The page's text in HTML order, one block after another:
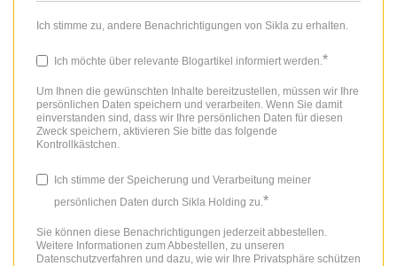
Ich stimme zu, andere Benachrichtigungen von Sikla zu erhalten.
Ich möchte über relevante Blogartikel informiert werden. *
Um Ihnen die gewünschten Inhalte bereitzustellen, müssen wir Ihre
persönlichen Daten speichern und verarbeiten. Wenn Sie damit
einverstanden sind, dass wir Ihre persönlichen Daten für diesen
Zweck speichern, aktivieren Sie bitte das folgende
Kontrollkästchen.
Ich stimme der Speicherung und Verarbeitung meiner
persönlichen Daten durch Sikla Holding zu. *
Sie können diese Benachrichtigungen jederzeit abbestellen.
Weitere Informationen zum Abbestellen, zu unseren
Datenschutzverfahren und dazu, wie wir Ihre Privatsphäre schützen